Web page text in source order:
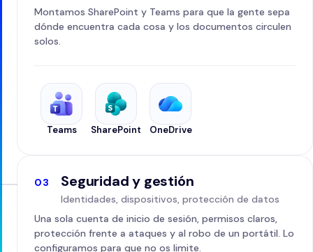
Montamos SharePoint y Teams para que la gente sepa
dónde encuentra cada cosa y los documentos circulen
solos.
Teams SharePoint OneDrive
03 Seguridad y gestión
Identidades, dispositivos, protección de datos
Una sola cuenta de inicio de sesión, permisos claros,
protección frente a ataques y al robo de un portátil. Lo
configuramos para que no os limite.